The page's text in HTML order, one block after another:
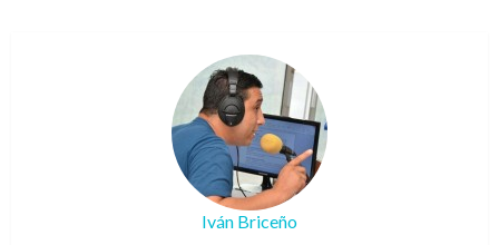
Iván Briceño